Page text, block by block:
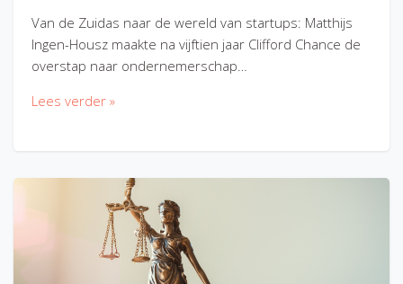
Van de Zuidas naar de wereld van startups: Matthijs
Ingen-Housz maakte na vijftien jaar Clifford Chance de
overstap naar ondernemerschap…
Lees verder »